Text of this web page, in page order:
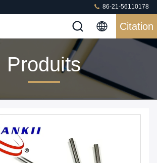
86-21-56110178
Citation
Produits